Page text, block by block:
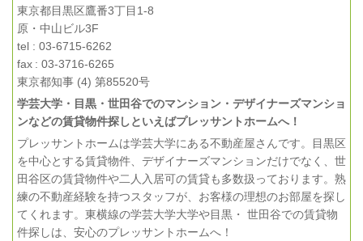
東京都目黒区鷹番3丁目1-8
原・中山ビル3F
tel : 03-6715-6262
fax : 03-3716-6265
東京都知事 (4) 第85520号
学芸大学・目黒・世田谷でのマンション・デザイナーズマンショ
ンなどの賃貸物件探しといえばプレッサントホームへ！
プレッサントホームは学芸大学にある不動産屋さんです。目黒区
を中心とする賃貸物件、デザイナーズマンションだけでなく、世
田谷区の賃貸物件や二人入居可の賃貸も多数扱っております。熟
練の不動産経験を持つスタッフが、お客様の理想のお部屋を探し
てくれます。東横線の学芸大学大学や目黒・ 世田谷での賃貸物
件探しは、安心のプレッサントホームへ！